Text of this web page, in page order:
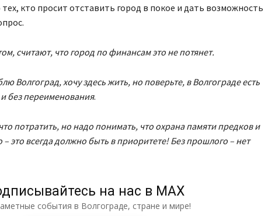
кто просит отставить город в покое и дать возможность
считают, что город по финансам это не потянет.
Волгоград, хочу здесь жить, но поверьте, в Волгограде есть
без переименования.
потратить, но надо понимать, что охрана памяти предков и
это всегда должно быть в приоритете! Без прошлого – нет
на нас в МАХ
события в Волгограде, стране и мире!